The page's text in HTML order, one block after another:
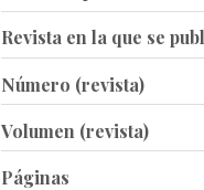
Revista en la que se
Número (revista)
Volumen (revista)
Páginas